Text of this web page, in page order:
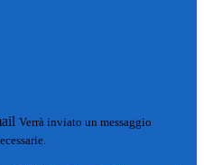
Verrà inviato un messaggio